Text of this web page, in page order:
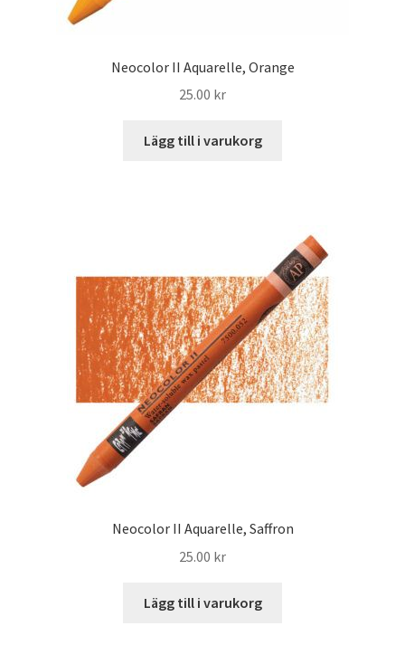
Neocolor II Aquarelle, Orange
25.00 kr
Lägg till i varukorg
Neocolor II Aquarelle, Saffron
25.00 kr
Lägg till i varukorg